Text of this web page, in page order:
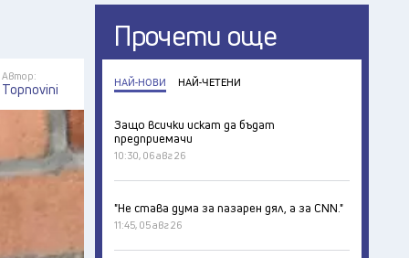
Автор:
Topnovini
Прочети още
НАЙ-НОВИ НАЙ-ЧЕТЕНИ
Защо всички искат да бъдат
предприемачи
10:30, 06 авг 26
"Не става дума за пазарен дял, а за CNN."
11:45, 05 авг 26